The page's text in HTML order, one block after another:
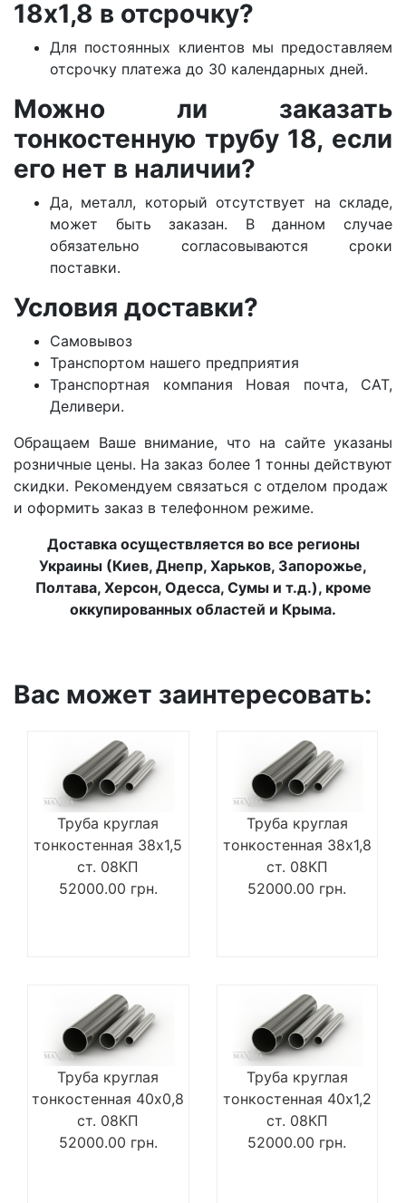
18х1,8 в отсрочку?
Для постоянных клиентов мы предоставляем
отсрочку платежа до 30 календарных дней.
Можно ли заказать
тонкостенную трубу 18, если
его нет в наличии?
Да, металл, который отсутствует на складе,
может быть заказан. В данном случае
обязательно согласовываются сроки
поставки.
Условия доставки?
Самовывоз
Транспортом нашего предприятия
Транспортная компания Новая почта, САТ,
Деливери.
Обращаем Ваше внимание, что на сайте указаны
розничные цены. На заказ более 1 тонны действуют
скидки. Рекомендуем связаться с отделом продаж
и оформить заказ в телефонном режиме.
Доставка осуществляется во все регионы
Украины (Киев, Днепр, Харьков, Запорожье,
Полтава, Херсон, Одесса, Сумы и т.д.), кроме
оккупированных областей и Крыма.
Вас может заинтересовать:
Труба круглая
тонкостенная 38х1,5
ст. 08КП
52000.00 грн.
Труба круглая
тонкостенная 38х1,8
ст. 08КП
52000.00 грн.
Труба круглая
тонкостенная 40х0,8
ст. 08КП
52000.00 грн.
Труба круглая
тонкостенная 40х1,2
ст. 08КП
52000.00 грн.